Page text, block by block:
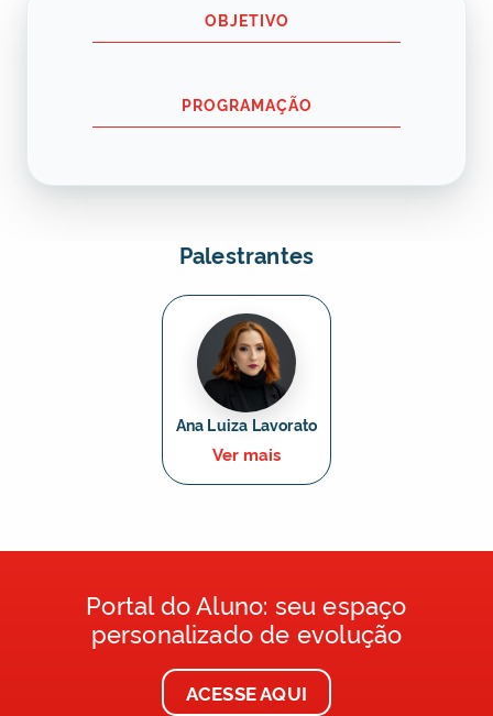
OBJETIVO
PROGRAMAÇÃO
Palestrantes
Ana Luiza Lavorato
Ver mais
Portal do Aluno: seu espaço
personalizado de evolução
ACESSE AQUI